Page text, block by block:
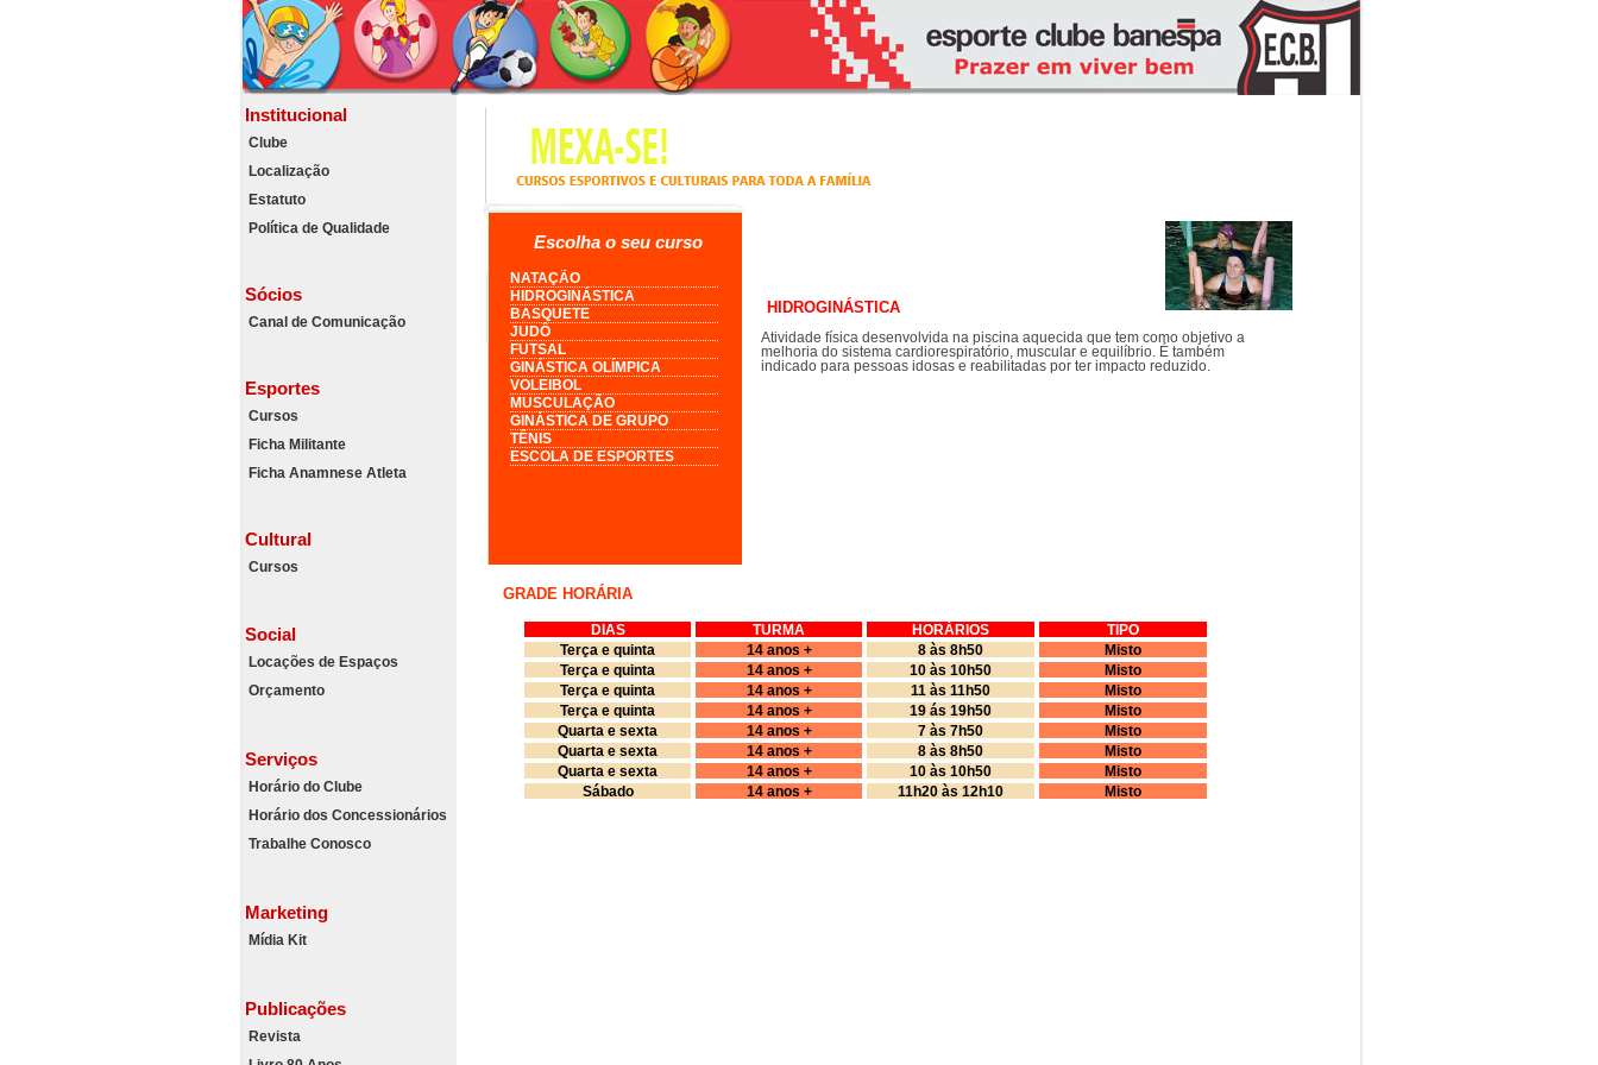
Institucional
Clube
Localização
Estatuto
Política de Qualidade
Sócios
Canal de Comunicação
Esportes
Cursos
Ficha Militante
Ficha Anamnese Atleta
Cultural
Cursos
Social
Locações de Espaços
Orçamento
Serviços
Horário do Clube
Horário dos Concessionários
Trabalhe Conosco
Marketing
Mídia Kit
Publicações
Revista
Escolha o seu curso
NATAÇÃO
HIDROGINÁSTICA
BASQUETE
JUDÔ
FUTSAL
GINÁSTICA OLÍMPICA
VOLEIBOL
MUSCULAÇÃO
GINÁSTICA DE GRUPO
TÊNIS
ESCOLA DE ESPORTES
HIDROGINÁSTICA
Atividade física desenvolvida na piscina aquecida que tem como objetivo a
melhoria do sistema cardiorespiratório, muscular e equilíbrio. É também
indicado para pessoas idosas e reabilitadas por ter impacto reduzido.
GRADE HORÁRIA
DIAS TURMA HORÁRIOS
TIPO
Terça e quinta
14 anos + 8 às 8h50
Misto
Terça e quinta
14 anos + 10 às 10h50
Misto
Terça e quinta
14 anos + 11 às 11h50
Misto
Terça e quinta
14 anos + 19 ás 19h50
Misto
Quarta e sexta
14 anos + 7 às 7h50
Misto
Quarta e sexta
14 anos + 8 às 8h50
Misto
Quarta e sexta
14 anos + 10 às 10h50
Misto
Sábado
14 anos + 11h20 às 12h10 Misto